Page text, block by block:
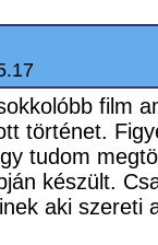
film
történet.
tudom
készült.
aki szereti